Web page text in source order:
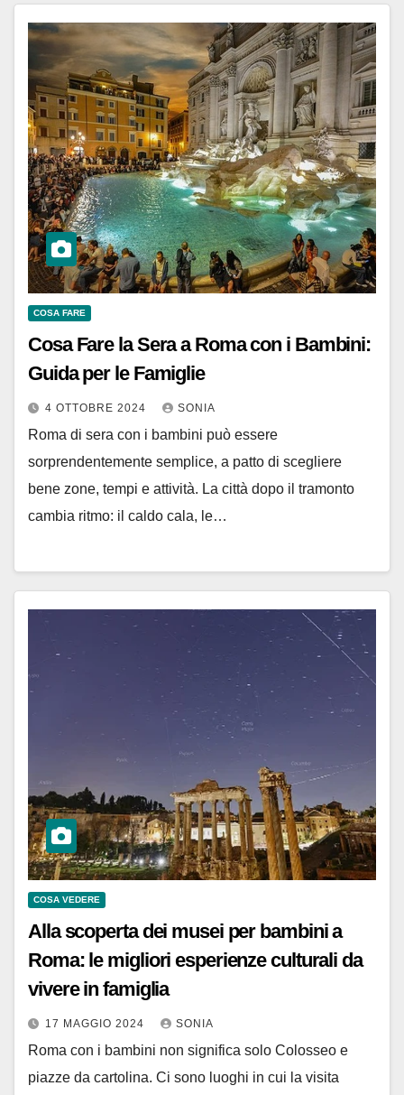
COSA FARE
Cosa Fare la Sera a Roma con i Bambini:
Guida per le Famiglie
4 OTTOBRE 2024 SONIA
Roma di sera con i bambini può essere
sorprendentemente semplice, a patto di scegliere
bene zone, tempi e attività. La città dopo il tramonto
cambia ritmo: il caldo cala, le…
COSA VEDERE
Alla scoperta dei musei per bambini a
Roma: le migliori esperienze culturali da
vivere in famiglia
17 MAGGIO 2024 SONIA
Roma con i bambini non significa solo Colosseo e
piazze da cartolina. Ci sono luoghi in cui la visita